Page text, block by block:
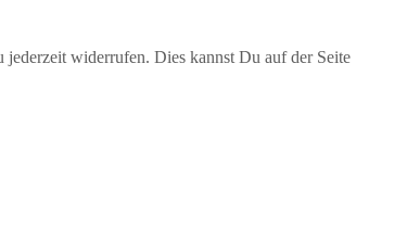
widerrufen. Dies kannst Du auf der Seite